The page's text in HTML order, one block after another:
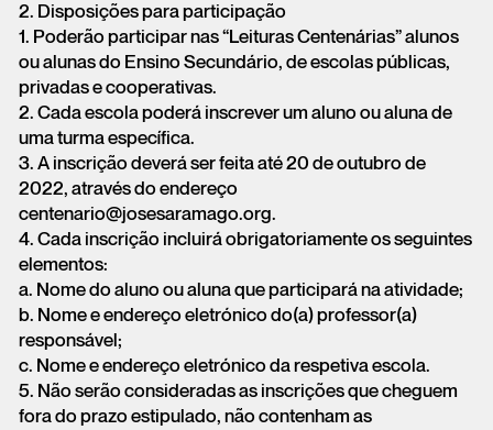
2. Disposições para participação
1. Poderão participar nas “Leituras Centenárias” alunos
ou alunas do Ensino Secundário, de escolas públicas,
privadas e cooperativas.
2. Cada escola poderá inscrever um aluno ou aluna de
uma turma específica.
3. A inscrição deverá ser feita até 20 de outubro de
2022, através do endereço
centenario@josesaramago.org.
4. Cada inscrição incluirá obrigatoriamente os seguintes
elementos:
a. Nome do aluno ou aluna que participará na atividade;
b. Nome e endereço eletrónico do(a) professor(a)
responsável;
c. Nome e endereço eletrónico da respetiva escola.
5. Não serão consideradas as inscrições que cheguem
fora do prazo estipulado, não contenham as